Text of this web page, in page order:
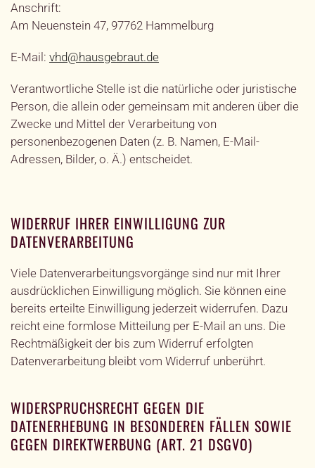
Anschrift:
Am Neuenstein 47, 97762 Hammelburg
E-Mail: vhd@hausgebraut.de
Verantwortliche Stelle ist die natürliche oder juristische
Person, die allein oder gemeinsam mit anderen über die
Zwecke und Mittel der Verarbeitung von
personenbezogenen Daten (z. B. Namen, E-Mail-
Adressen, Bilder, o. Ä.) entscheidet.
WIDERRUF IHRER EINWILLIGUNG ZUR
DATENVERARBEITUNG
Viele Datenverarbeitungsvorgänge sind nur mit Ihrer
ausdrücklichen Einwilligung möglich. Sie können eine
bereits erteilte Einwilligung jederzeit widerrufen. Dazu
reicht eine formlose Mitteilung per E-Mail an uns. Die
Rechtmäßigkeit der bis zum Widerruf erfolgten
Datenverarbeitung bleibt vom Widerruf unberührt.
WIDERSPRUCHSRECHT GEGEN DIE
DATENERHEBUNG IN BESONDEREN FÄLLEN SOWIE
GEGEN DIREKTWERBUNG (ART. 21 DSGVO)